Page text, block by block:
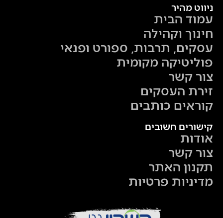
ניווט מהיר
עמוד הבית
חינוך וקהילה
עסקים, תרבות, ספורט ופנאי
פוליטיקה מקומית
צור קשר
זירת העסקים
קוראים כותבים
קישורים חשובים
אודות
צור קשר
תקנון האתר
מדיניות פרטיות